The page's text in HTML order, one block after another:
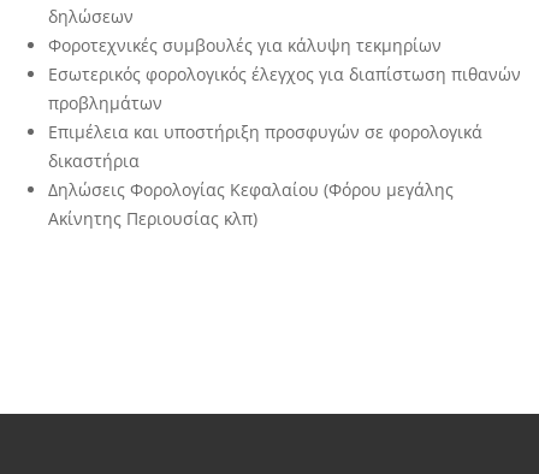
δηλώσεων
Φοροτεχνικές συμβουλές για κάλυψη τεκμηρίων
Εσωτερικός φορολογικός έλεγχος για διαπίστωση πιθανών
προβλημάτων
Επιμέλεια και υποστήριξη προσφυγών σε φορολογικά
δικαστήρια
Δηλώσεις Φορολογίας Κεφαλαίου (Φόρου μεγάλης
Ακίνητης Περιουσίας κλπ)